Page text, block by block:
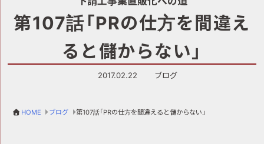
第107話「PRの仕方を間違え
ると儲からない」
2017.02.22 ブログ
HOME ブログ 第107話「PRの仕方を間違えると儲からない」